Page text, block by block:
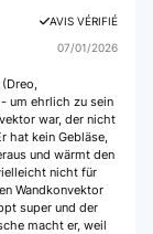
AVIS VÉRIFIÉ
07/01/2026
um ehrlich zu sein
war, der nicht
hat kein Gebläse,
und wärmt den
nicht für
Wandkonvektor
super und der
macht er, weil